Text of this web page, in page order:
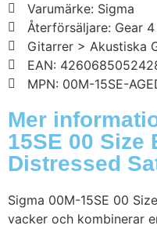
Varumärke: Sigma
Återförsäljare: Gear 4
Gitarrer > Akustiska
EAN:
MPN: 00M-15SE-
Mer
15SE 00 Size
Distressed
Sigma 00M-15SE 00
vacker och kombinerar